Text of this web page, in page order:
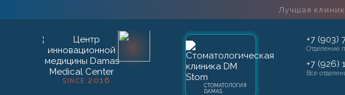
Лучшая
SINCE 2016
СТОМАТОЛОГИЯ
DAMAS
+7 (903)
Отделение
+7 (926)
Все